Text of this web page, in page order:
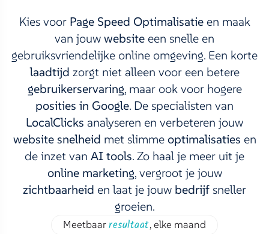
Kies voor Page Speed Optimalisatieen maak
van jouwwebsite een snelle en
gebruiksvriendelijke online omgeving. Een korte
laadtijd zorgt niet alleen voor een betere
gebruikerservaring, maar ook voor hogere
posities in Google. De specialisten van
LocalClicks analyseren en verbeteren jouw
website snelheid met slimmeoptimalisaties en
de inzet van AI tools.Zo haal je meer uit je
online marketing, vergroot je jouw
zichtbaarheid en laat je jouw bedrijf sneller
groeien.
Meetbaarresultaat, elke maand